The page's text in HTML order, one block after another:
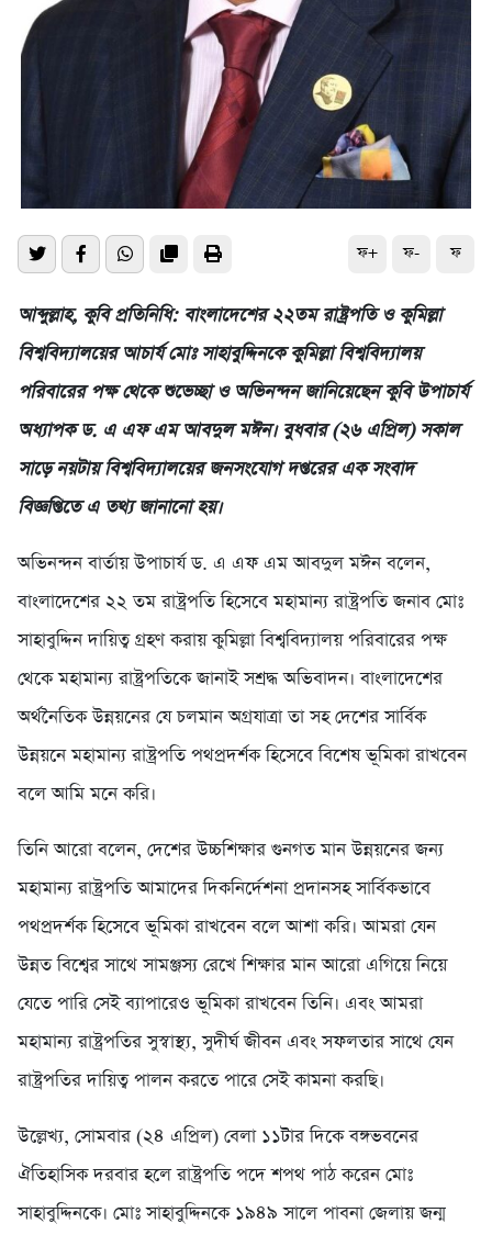
ফ+ ফ- ফ
আব্দুল্লাহ, কুবি প্রতিনিধি: বাংলাদেশের ২২তম রাষ্ট্রপতি ও কুমিল্লা
বিশ্ববিদ্যালয়ের আচার্য মোঃ সাহাবুদ্দিনকে কুমিল্লা বিশ্ববিদ্যালয়
পরিবারের পক্ষ থেকে শুভেচ্ছা ও অভিনন্দন জানিয়েছেন কুবি উপাচার্য
অধ্যাপক ড. এ এফ এম আবদুল মঈন। বুধবার (২৬ এপ্রিল) সকাল
সাড়ে নয়টায় বিশ্ববিদ্যালয়ের জনসংযোগ দপ্তরের এক সংবাদ
বিজ্ঞপ্তিতে এ তথ্য জানানো হয়।
অভিনন্দন বার্তায় উপাচার্য ড. এ এফ এম আবদুল মঈন বলেন,
বাংলাদেশের ২২ তম রাষ্ট্রপতি হিসেবে মহামান্য রাষ্ট্রপতি জনাব মোঃ
সাহাবুদ্দিন দায়িত্ব গ্রহণ করায় কুমিল্লা বিশ্ববিদ্যালয় পরিবারের পক্ষ
থেকে মহামান্য রাষ্ট্রপতিকে জানাই সশ্রদ্ধ অভিবাদন। বাংলাদেশের
অর্থনৈতিক উন্নয়নের যে চলমান অগ্রযাত্রা তা সহ দেশের সার্বিক
উন্নয়নে মহামান্য রাষ্ট্রপতি পথপ্রদর্শক হিসেবে বিশেষ ভূমিকা রাখবেন
বলে আমি মনে করি।
তিনি আরো বলেন, দেশের উচ্চশিক্ষার গুনগত মান উন্নয়নের জন্য
মহামান্য রাষ্ট্রপতি আমাদের দিকনির্দেশনা প্রদানসহ সার্বিকভাবে
পথপ্রদর্শক হিসেবে ভূমিকা রাখবেন বলে আশা করি। আমরা যেন
উন্নত বিশ্বের সাথে সামঞ্জস্য রেখে শিক্ষার মান আরো এগিয়ে নিয়ে
যেতে পারি সেই ব্যাপারেও ভূমিকা রাখবেন তিনি। এবং আমরা
মহামান্য রাষ্ট্রপতির সুস্বাস্থ্য, সুদীর্ঘ জীবন এবং সফলতার সাথে যেন
রাষ্ট্রপতির দায়িত্ব পালন করতে পারে সেই কামনা করছি।
উল্লেখ্য, সোমবার (২৪ এপ্রিল) বেলা ১১টার দিকে বঙ্গভবনের
ঐতিহাসিক দরবার হলে রাষ্ট্রপতি পদে শপথ পাঠ করেন মোঃ
সাহাবুদ্দিনকে। মোঃ সাহাবুদ্দিনকে ১৯৪৯ সালে পাবনা জেলায় জন্ম